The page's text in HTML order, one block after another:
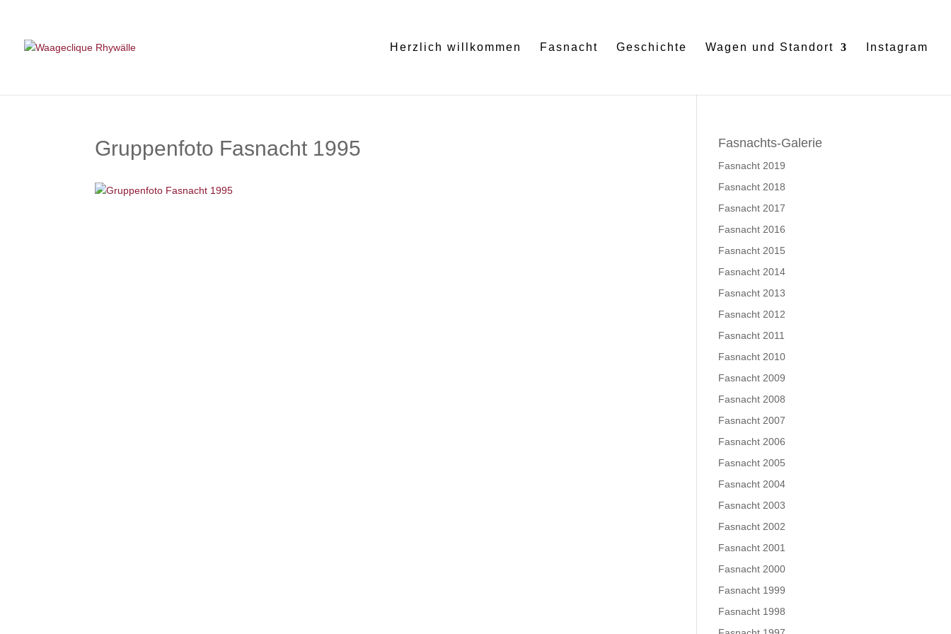
Herzlich willkommen Fasnacht Geschichte Wagen und Standort Instagram
Gruppenfoto Fasnacht 1995 Fasnachts-Galerie
Fasnacht 2019
Fasnacht 2018
Fasnacht 2017
Fasnacht 2016
Fasnacht 2015
Fasnacht 2014
Fasnacht 2013
Fasnacht 2012
Fasnacht 2011
Fasnacht 2010
Fasnacht 2009
Fasnacht 2008
Fasnacht 2007
Fasnacht 2006
Fasnacht 2005
Fasnacht 2004
Fasnacht 2003
Fasnacht 2002
Fasnacht 2001
Fasnacht 2000
Fasnacht 1999
Fasnacht 1998